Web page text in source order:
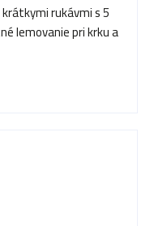
rukávmi s 5
lemovanie pri krku a